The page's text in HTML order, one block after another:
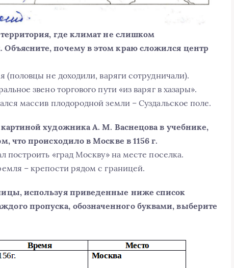
территория, где климат не слишком
Объясните, почему в этом краю сложился центр
(половцы не доходили, варяги сотрудничали).
звено торгового пути «из варяг в хазары».
массив плодородной земли – Суздальское поле.
художника А. М. Васнецова в учебнике,
что происходило в Москве в 1156 г.
построить «град Москву» на месте поселка.
– крепости рядом с границей.
используя приведенные ниже список
пропуска, обозначенного буквами, выберите